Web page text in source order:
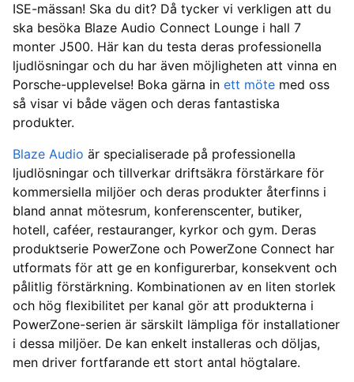
ISE-mässan! Ska du dit? Då tycker vi verkligen att du
ska besöka Blaze Audio Connect Lounge i hall 7
monter J500. Här kan du testa deras professionella
ljudlösningar och du har även möjligheten att vinna en
Porsche-upplevelse! Boka gärna in ett möte med oss
så visar vi både vägen och deras fantastiska
produkter.
Blaze Audio är specialiserade på professionella
ljudlösningar och tillverkar driftsäkra förstärkare för
kommersiella miljöer och deras produkter återfinns i
bland annat mötesrum, konferenscenter, butiker,
hotell, caféer, restauranger, kyrkor och gym. Deras
produktserie PowerZone och PowerZone Connect har
utformats för att ge en konfigurerbar, konsekvent och
pålitlig förstärkning. Kombinationen av en liten storlek
och hög flexibilitet per kanal gör att produkterna i
PowerZone-serien är särskilt lämpliga för installationer
i dessa miljöer. De kan enkelt installeras och döljas,
men driver fortfarande ett stort antal högtalare.